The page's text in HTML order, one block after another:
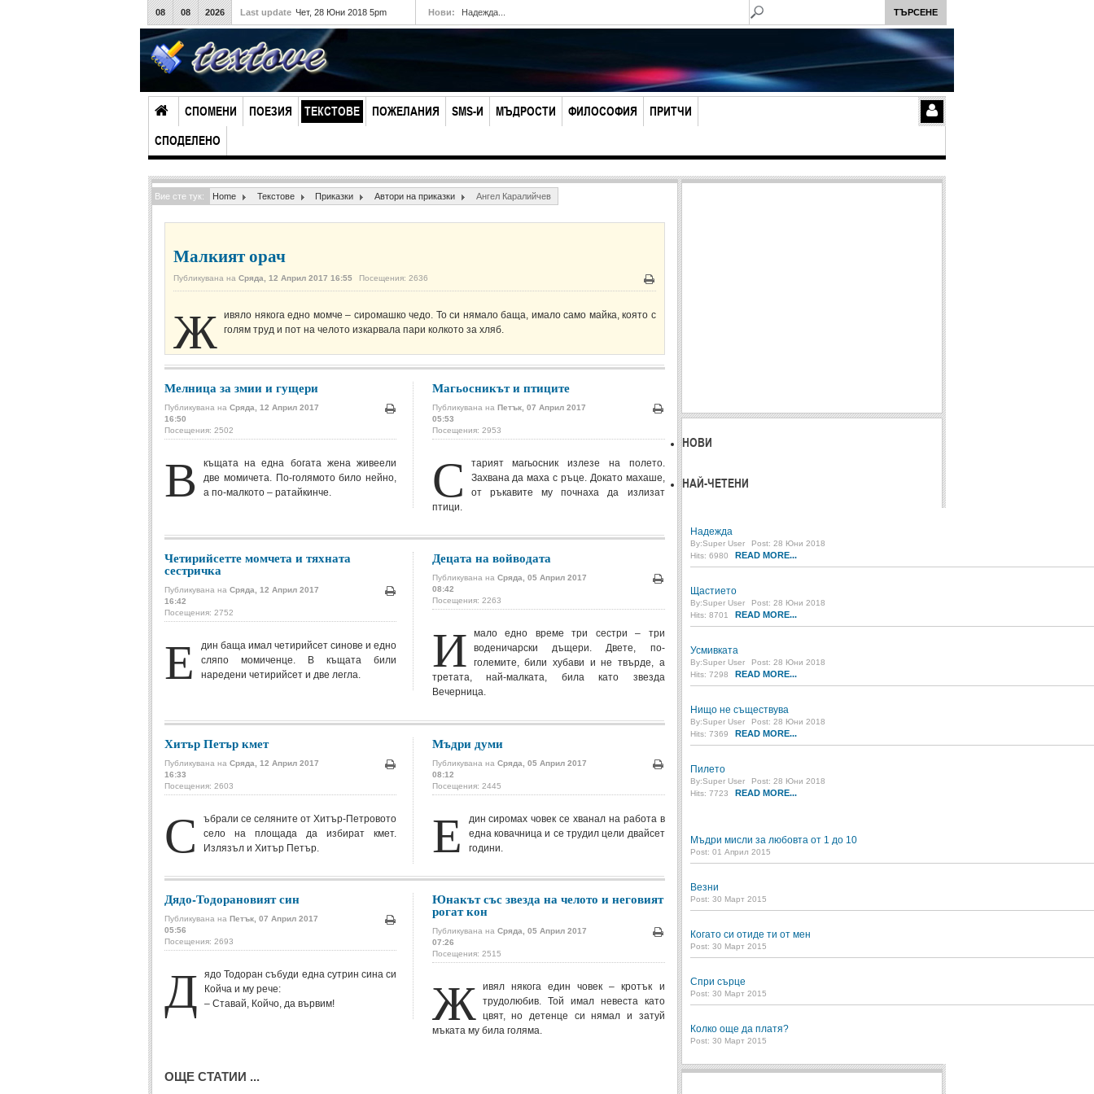
08 08 2026 Last update Чет, 28 Юни 2018 5pm Нови: Надежда...
СПОМЕНИ ПОЕЗИЯ ТЕКСТОВЕ ПОЖЕЛАНИЯ SMS-И МЪДРОСТИ ФИЛОСОФИЯ ПРИТЧИ
СПОДЕЛЕНО
Вие сте тук: Home Текстове Приказки Автори на приказки Ангел Каралийчев
Малкият орач
Публикувана на Сряда, 12 Април 2017 16:55 Посещения: 2636
Печат
Ж ивяло някога едно момче – сиромашко чедо. То си нямало баща, имало само майка, която с
голям труд и пот на челото изкарвала пари колкото за хляб.
Мелница за змии и гущери
Публикувана на Сряда, 12 Април 2017
16:50
Посещения: 2502
Печат
В
къщата на една богата жена живеели
две момичета. По-голямото било нейно,
а по-малкото – ратайкинче.
Магьосникът и птиците
Публикувана на Петък, 07 Април 2017
05:53
Посещения: 2953
Печат
С
тарият магьосник излезе на полето.
Захвана да маха с ръце. Докато махаше,
от ръкавите му почнаха да излизат
птици.
Четирийсетте момчета и тяхната
сестричка
Публикувана на Сряда, 12 Април 2017
16:42
Посещения: 2752
Печат
Е
дин баща имал четирийсет синове и едно
сляпо момиченце. В къщата били
наредени четирийсет и две легла.
Децата на войводата
Публикувана на Сряда, 05 Април 2017
08:42
Посещения: 2263
Печат
И
мало едно време три сестри – три
воденичарски дъщери. Двете, по-
големите, били хубави и не твърде, а
третата, най-малката, била като звезда
Вечерница.
Хитър Петър кмет
Публикувана на Сряда, 12 Април 2017
16:33
Посещения: 2603
Печат
С
ъбрали се селяните от Хитър-Петровото
село на площада да избират кмет.
Излязъл и Хитър Петър.
Мъдри думи
Публикувана на Сряда, 05 Април 2017
08:12
Посещения: 2445
Печат
Е
дин сиромах човек се хванал на работа в
една ковачница и се трудил цели двайсет
години.
Дядо-Тодорановият син
Публикувана на Петък, 07 Април 2017
05:56
Посещения: 2693
Печат
Д
ядо Тодоран събуди една сутрин сина си
Койча и му рече:
– Ставай, Койчо, да вървим!
Юнакът със звезда на челото и неговият
рогат кон
Публикувана на Сряда, 05 Април 2017
07:26
Посещения: 2515
Печат
Ж
ивял някога един човек – кротък и
трудолюбив. Той имал невеста като
цвят, но детенце си нямал и затуй
мъката му била голяма.
ОЩЕ СТАТИИ ...
НОВИ
НАЙ-ЧЕТЕНИ
Надежда
By:Super User
Post: 28 Юни 2018
Hits: 6980
READ MORE...
Щастието
By:Super User
Post: 28 Юни 2018
Hits: 8701
READ MORE...
Усмивката
By:Super User
Post: 28 Юни 2018
Hits: 7298
READ MORE...
Нищо не съществува
By:Super User
Post: 28 Юни 2018
Hits: 7369
READ MORE...
Пилето
By:Super User
Post: 28 Юни 2018
Hits: 7723
READ MORE...
Мъдри мисли за любовта от 1 до 10
Post: 01 Април 2015
Везни
Post: 30 Март 2015
Когато си отиде ти от мен
Post: 30 Март 2015
Спри сърце
Post: 30 Март 2015
Колко още да платя?
Post: 30 Март 2015